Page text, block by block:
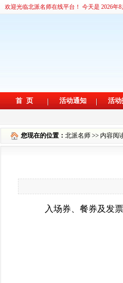
您现在的位置： 北派名师 >> 内容阅
入场券、餐券及发票